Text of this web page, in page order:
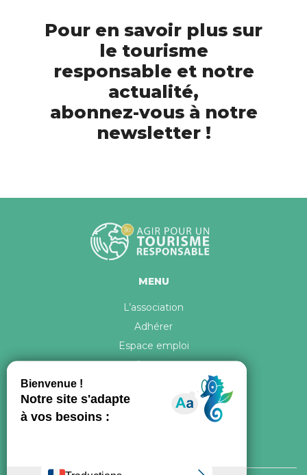
Pour en savoir plus sur
le tourisme
responsable et notre
actualité,
abonnez-vous à notre
newsletter !
MENU
L’association
Adhérer
Espace emploi
Contact